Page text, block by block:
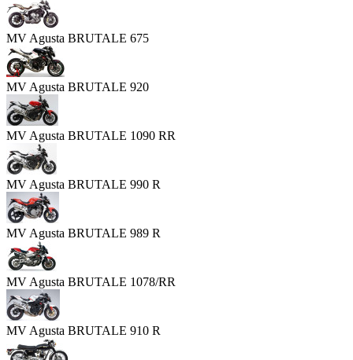
MV Agusta BRUTALE 675
MV Agusta BRUTALE 920
MV Agusta BRUTALE 1090 RR
MV Agusta BRUTALE 990 R
MV Agusta BRUTALE 989 R
MV Agusta BRUTALE 1078/RR
MV Agusta BRUTALE 910 R